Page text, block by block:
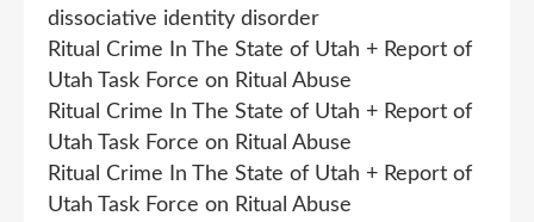
dissociative identity disorder
Ritual Crime In The State of Utah + Report of
Utah Task Force on Ritual Abuse
Ritual Crime In The State of Utah + Report of
Utah Task Force on Ritual Abuse
Ritual Crime In The State of Utah + Report of
Utah Task Force on Ritual Abuse